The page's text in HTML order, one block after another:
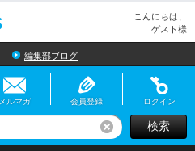
こんにちは、
ゲスト様
編集部ブログ
メルマガ 会員登録 ログイン
リセット検索